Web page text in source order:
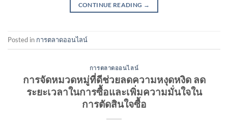
CONTINUE READING →
Posted in การตลาดออนไลน์
การตลาดออนไลน์
การจัดหมวดหมู่ที่ดีช่วยลดความหงุดหงิด ลด
ระยะเวลาในการซื้อและเพิ่มความมั่นใจใน
การตัดสินใจซื้อ